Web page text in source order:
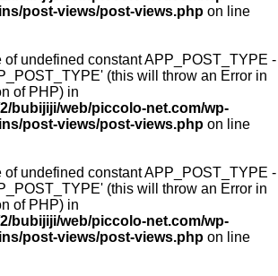
post-views/post-views.php on line
of undefined constant APP_POST_TYPE -
(this will throw an Error in
of PHP) in
bubijiji/web/piccolo-net.com/wp-
post-views/post-views.php on line
of undefined constant APP_POST_TYPE -
(this will throw an Error in
of PHP) in
bubijiji/web/piccolo-net.com/wp-
post-views/post-views.php on line